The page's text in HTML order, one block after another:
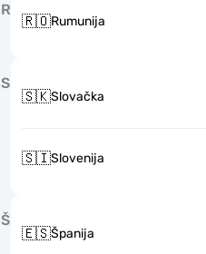
R
🇷🇴Rumunija
S
🇸🇰Slovačka
🇸🇮Slovenija
Š
🇪🇸Španija